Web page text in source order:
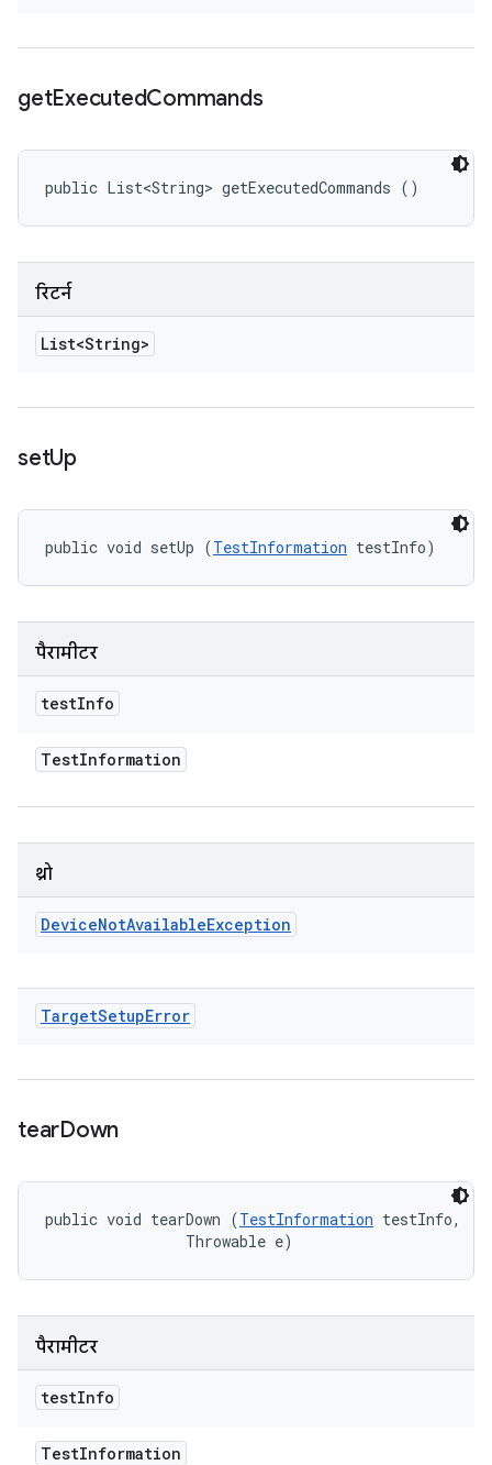
getExecutedCommands
public List<String> getExecutedCommands ()
रिटर्न
List<String>
setUp
public void setUp (TestInformation testInfo)
पैरामीटर
testInfo
TestInformation
थ्रो
DeviceNotAvailableException
TargetSetupError
tearDown
public void tearDown (TestInformation testInfo,
                Throwable e)
पैरामीटर
testInfo
TestInformation